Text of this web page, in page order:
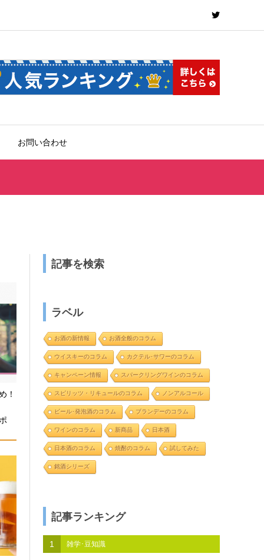
お問い合わせ
！
記事を検索
ラベル
お酒の新情報 お酒全般のコラム
ウイスキーのコラム カクテル･サワーのコラム
キャンペーン情報 スパークリングワインのコラム
スピリッツ・リキュールのコラム ノンアルコール
ビール･発泡酒のコラム ブランデーのコラム
ワインのコラム 新商品 日本酒
日本酒のコラム 焼酎のコラム 試してみた
銘酒シリーズ
記事ランキング
1 雑学･豆知識